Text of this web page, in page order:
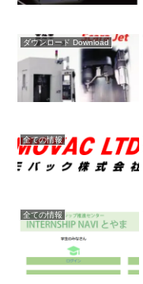
ダウンロード Download
全ての情報
全ての情報